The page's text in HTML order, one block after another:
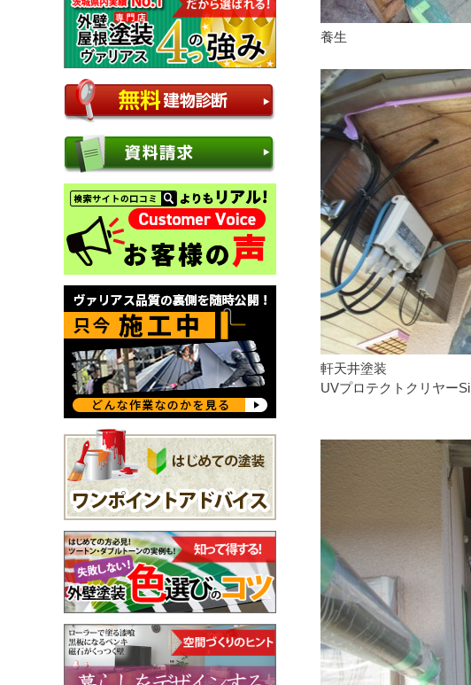
養生
軒天井塗装
UVプロテクトクリヤーSi